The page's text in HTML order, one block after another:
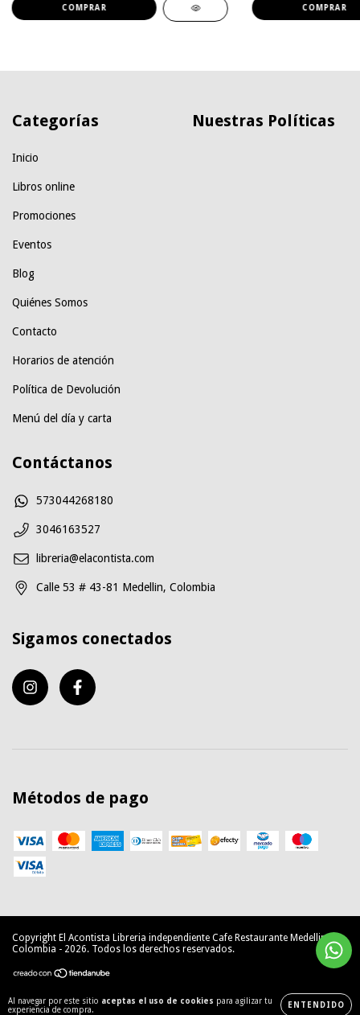
Al navegar por este sitio aceptas el uso de cookies para agilizar tu
experiencia de compra.
ENTENDIDO
Categorías
Inicio
Libros online
Promociones
Eventos
Blog
Quiénes Somos
Contacto
Horarios de atención
Política de Devolución
Menú del día y carta
Nuestras Políticas
Contáctanos
573044268180
3046163527
libreria@elacontista.com
Calle 53 # 43-81 Medellin, Colombia
Sigamos conectados
Métodos de pago
Copyright El Acontista Libreria independiente Cafe Restaurante Medellin
Colombia - 2026. Todos los derechos reservados.